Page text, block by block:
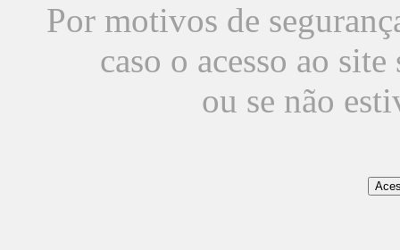
Por motivos de
caso o acesso ao
ou se não